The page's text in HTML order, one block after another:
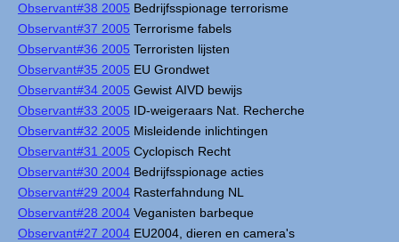
Observant#38 2005 Bedrijfsspionage terrorisme
Observant#37 2005 Terrorisme fabels
Observant#36 2005 Terroristen lijsten
Observant#35 2005 EU Grondwet
Observant#34 2005 Gewist AIVD bewijs
Observant#33 2005 ID-weigeraars Nat. Recherche
Observant#32 2005 Misleidende inlichtingen
Observant#31 2005 Cyclopisch Recht
Observant#30 2004 Bedrijfsspionage acties
Observant#29 2004 Rasterfahndung NL
Observant#28 2004 Veganisten barbeque
Observant#27 2004 EU2004, dieren en camera's